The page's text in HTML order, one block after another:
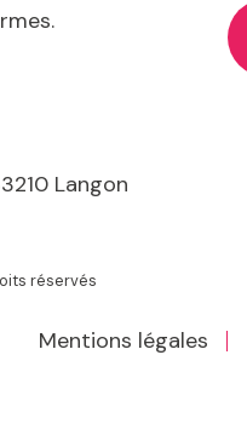
Langon
réservés
Mentions légales